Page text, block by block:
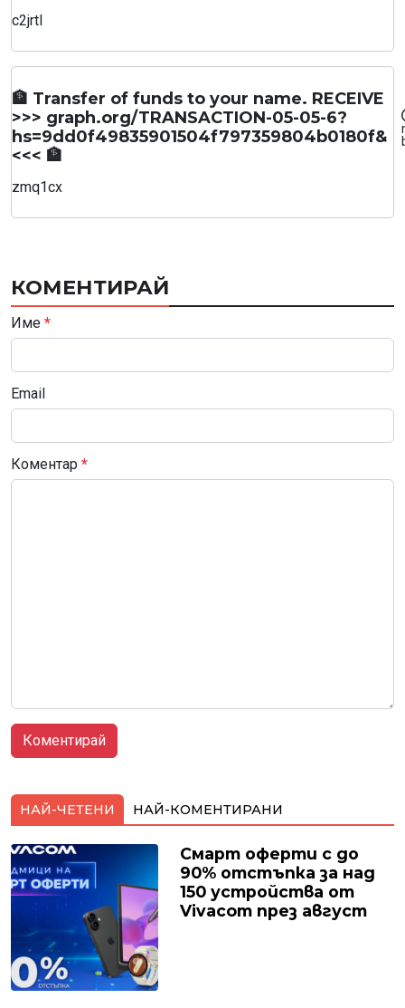
c2jrtl
🏦 Transfer of funds to your name. RECEIVE
>>> graph.org/TRANSACTION-05-05-6?
hs=9dd0f49835901504f797359804b0180f&
<<< 🏦
zmq1cx
КОМЕНТИРАЙ
Име *
Email
Коментар *
НАЙ-ЧЕТЕНИ НАЙ-КОМЕНТИРАНИ
Смарт оферти с до
90% отстъпка за над
150 устройства от
Vivacom през август